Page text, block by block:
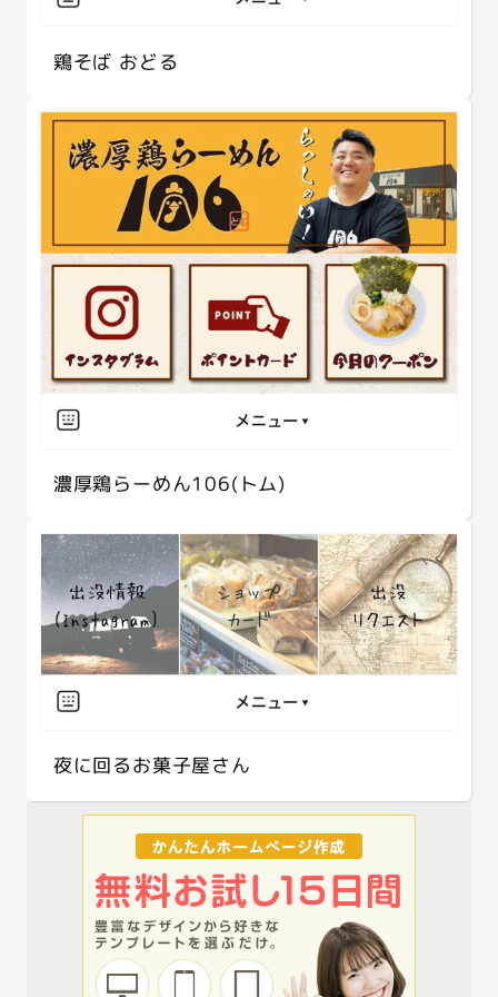
鶏そば おどる
濃厚鶏らーめん106(トム)
夜に回るお菓子屋さん